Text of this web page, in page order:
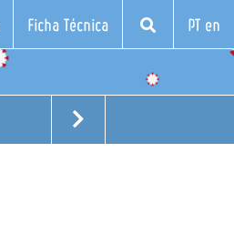
Ficha Técnica PT en